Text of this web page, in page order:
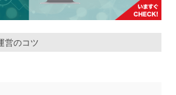
営のコツ